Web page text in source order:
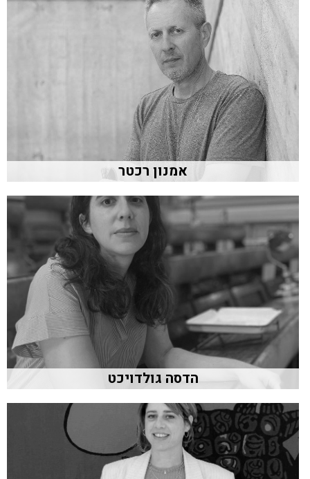
אמנון רכטר
הדסה גולדויכט